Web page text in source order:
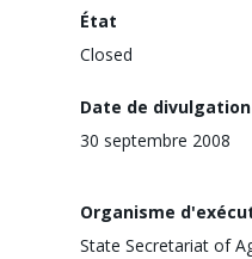
État
Closed
Date de divulgation
30 septembre 2008
Organisme
State Secretariat of